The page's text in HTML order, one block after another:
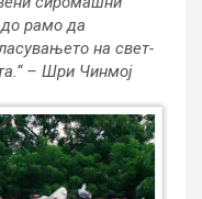
рамо да
на свет-
– Шри Чинмој